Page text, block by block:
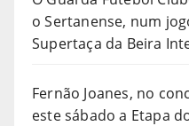
o Sertanense, num
Supertaça da Beira
Fernão Joanes, no
este sábado a Etapa